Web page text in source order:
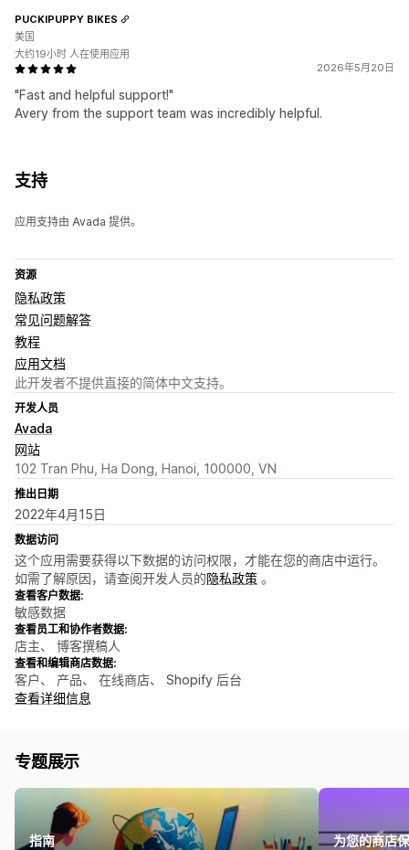
2026年5月20日
"Fast and helpful support!"
Avery from the support team was incredibly helpful.
PUCKIPUPPY BIKES
美国
大约19小时 人在使用应用
支持
应用支持由 Avada 提供。
资源
隐私政策
常见问题解答
教程
应用文档
此开发者不提供直接的简体中文支持。
开发人员
Avada
网站
102 Tran Phu, Ha Dong, Hanoi, 100000, VN
推出日期
2022年4月15日
数据访问
这个应用需要获得以下数据的访问权限，才能在您的商店中运行。
如需了解原因，请查阅开发人员的隐私政策 。
查看客户数据:
敏感数据
查看员工和协作者数据:
店主、 博客撰稿人
查看和编辑商店数据:
客户、 产品、 在线商店、 Shopify 后台
查看详细信息
专题展示
指南 为您的商店